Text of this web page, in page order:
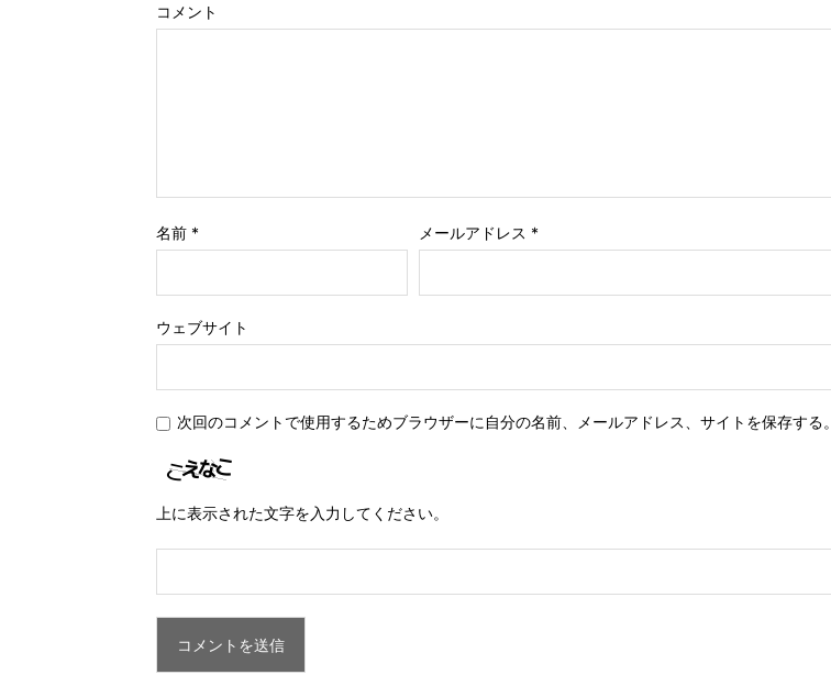
コメント
名前 * メールアドレス *
ウェブサイト
次回のコメントで使用するためブラウザーに自分の名前、メールアドレス、サイトを保存する。
上に表示された文字を入力してください。